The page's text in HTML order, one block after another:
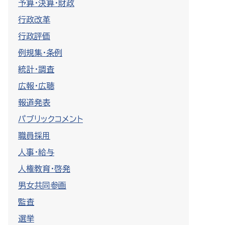
予算・決算・財政
行政改革
行政評価
例規集・条例
統計・調査
広報・広聴
報道発表
パブリックコメント
職員採用
人事・給与
人権教育・啓発
男女共同参画
監査
選挙